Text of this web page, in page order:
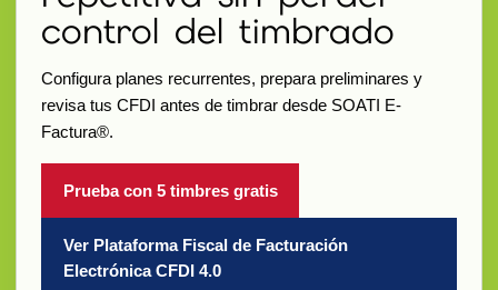
control del timbrado
Configura planes recurrentes, prepara preliminares y
revisa tus CFDI antes de timbrar desde SOATI E-
Factura®.
Prueba con 5 timbres gratis
Ver Plataforma Fiscal de Facturación
Electrónica CFDI 4.0